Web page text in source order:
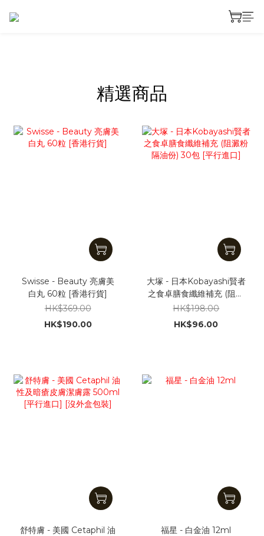
精選商品
Swisse - Beauty 亮膚美
白丸 60粒 [香港行貨]
HK$369.00
HK$190.00
大塚 - 日本Kobayashi賢者
之食卓膳食纖維補充 (阻澱
粉隔油份) 30包 [平行進口]
HK$198.00
HK$96.00
舒特膚 - 美國 Cetaphil 油
福星 - 白金油 12ml